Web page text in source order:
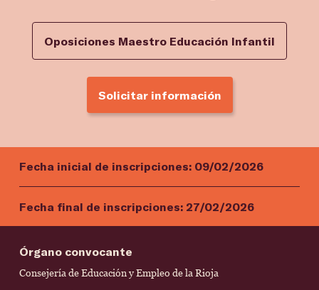
Oposiciones Maestro Educación Infantil
Solicitar información
Fecha inicial de inscripciones: 09/02/2026
Fecha final de inscripciones: 27/02/2026
Órgano convocante
Consejería de Educación y Empleo de la Rioja